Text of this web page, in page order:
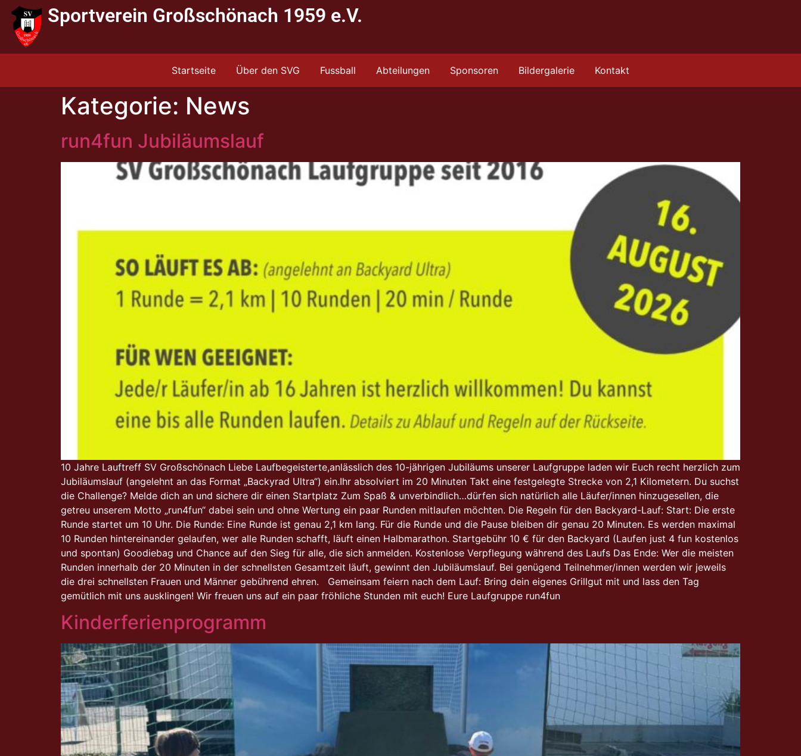
Sportverein Großschönach 1959 e.V.
Startseite Über den SVG Fussball Abteilungen Sponsoren Bildergalerie Kontakt
Kategorie: News
run4fun Jubiläumslauf
10 Jahre Lauftreff SV Großschönach Liebe Laufbegeisterte,anlässlich des 10-jährigen Jubiläums unserer Laufgruppe laden wir Euch recht herzlich zum
Jubiläumslauf (angelehnt an das Format „Backyrad Ultra“) ein.Ihr absolviert im 20 Minuten Takt eine festgelegte Strecke von 2,1 Kilometern. Du suchst
die Challenge? Melde dich an und sichere dir einen Startplatz Zum Spaß & unverbindlich…dürfen sich natürlich alle Läufer/innen hinzugesellen, die
getreu unserem Motto „run4fun“ dabei sein und ohne Wertung ein paar Runden mitlaufen möchten. Die Regeln für den Backyard-Lauf: Start: Die erste
Runde startet um 10 Uhr. Die Runde: Eine Runde ist genau 2,1 km lang. Für die Runde und die Pause bleiben dir genau 20 Minuten. Es werden maximal
10 Runden hintereinander gelaufen, wer alle Runden schafft, läuft einen Halbmarathon. Startgebühr 10 € für den Backyard (Laufen just 4 fun kostenlos
und spontan) Goodiebag und Chance auf den Sieg für alle, die sich anmelden. Kostenlose Verpflegung während des Laufs Das Ende: Wer die meisten
Runden innerhalb der 20 Minuten in der schnellsten Gesamtzeit läuft, gewinnt den Jubiläumslauf. Bei genügend Teilnehmer/innen werden wir jeweils
die drei schnellsten Frauen und Männer gebührend ehren. Gemeinsam feiern nach dem Lauf: Bring dein eigenes Grillgut mit und lass den Tag
gemütlich mit uns ausklingen! Wir freuen uns auf ein paar fröhliche Stunden mit euch! Eure Laufgruppe run4fun
Kinderferienprogramm